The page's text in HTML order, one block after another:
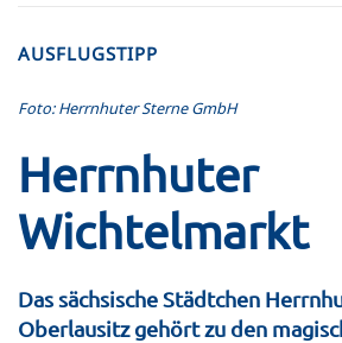
AUSFLUGSTIPP
Foto: Herrnhuter Sterne GmbH
Herrnhuter
Wichtelmarkt
Das sächsische Städtchen
Oberlausitz gehört zu den